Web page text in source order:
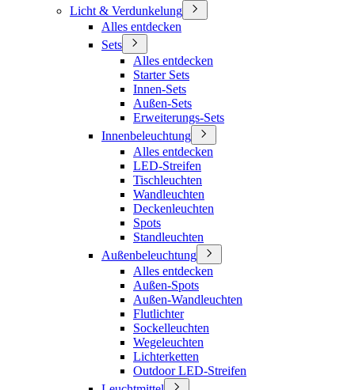
Licht & Verdunkelung
Alles entdecken
Sets
Alles entdecken
Starter Sets
Innen-Sets
Außen-Sets
Erweiterungs-Sets
Innenbeleuchtung
Alles entdecken
LED-Streifen
Tischleuchten
Wandleuchten
Deckenleuchten
Spots
Standleuchten
Außenbeleuchtung
Alles entdecken
Außen-Spots
Außen-Wandleuchten
Flutlichter
Sockelleuchten
Wegeleuchten
Lichterketten
Outdoor LED-Streifen